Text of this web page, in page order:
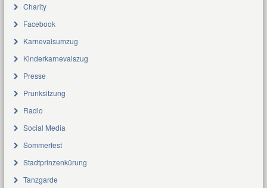
Charity
Facebook
Karnevalsumzug
Kinderkarnevalszug
Presse
Prunksitzung
Radio
Social Media
Sommerfest
Stadtprinzenkürung
Tanzgarde